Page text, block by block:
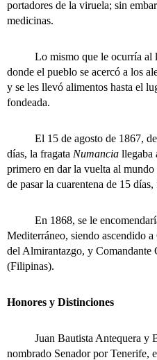
portadores de la viruela; sin
medicinas.
Lo mismo que le ocurría al
donde el pueblo se acercó a los
y se les llevó alimentos hasta el
fondeada.
El 15 de agosto de 1867,
días, la fragata Numancia llegaba
primero en dar la vuelta al
de pasar la cuarentena de 15
En 1868, se le encomendaría
Mediterráneo, siendo ascendido
del Almirantazgo, y Comandante
(Filipinas).
Honores y Distinciones
Juan Bautista Antequera y
nombrado Senador por Tenerife,